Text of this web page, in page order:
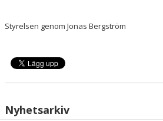
Styrelsen genom Jonas Bergström
Nyhetsarkiv